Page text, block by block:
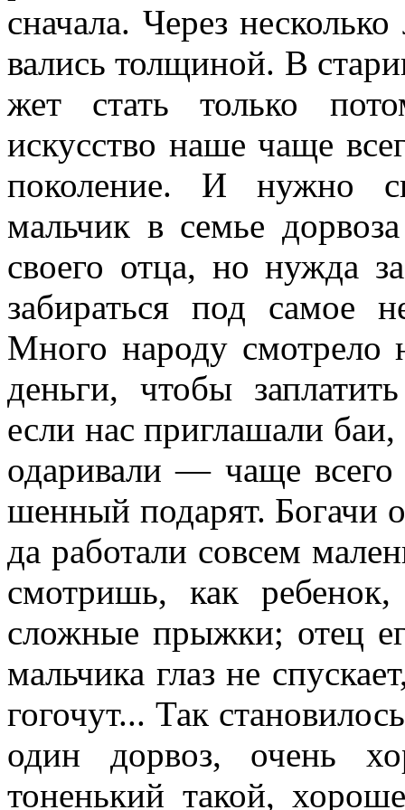
сначала. Через
вались толщиной. В
жет стать только
искусство наше чаще
поколение. И нуж­но
мальчик в семье
своего отца, но нужда
забираться под самое
Много народу
деньги, чтобы
если нас приглашали
одаривали — чаще
шенный подарят. Богачи
да работали совсем
смотришь, как
сложные прыжки; отец
мальчика глаз не
гогочут... Так
один дорвоз, очень
тоненький такой,